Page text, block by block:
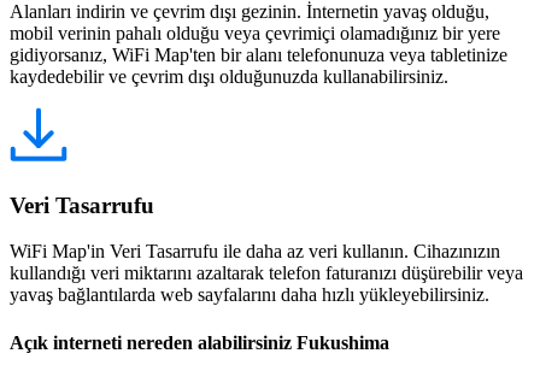
Alanları indirin ve çevrim dışı gezinin. İnternetin yavaş olduğu,
mobil verinin pahalı olduğu veya çevrimiçi olamadığınız bir yere
gidiyorsanız, WiFi Map'ten bir alanı telefonunuza veya tabletinize
kaydedebilir ve çevrim dışı olduğunuzda kullanabilirsiniz.
Veri Tasarrufu
WiFi Map'in Veri Tasarrufu ile daha az veri kullanın. Cihazınızın
kullandığı veri miktarını azaltarak telefon faturanızı düşürebilir veya
yavaş bağlantılarda web sayfalarını daha hızlı yükleyebilirsiniz.
Açık interneti nereden alabilirsiniz Fukushima